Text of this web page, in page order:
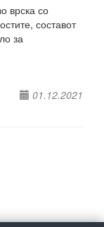
врска со
составот
за
01.12.2021